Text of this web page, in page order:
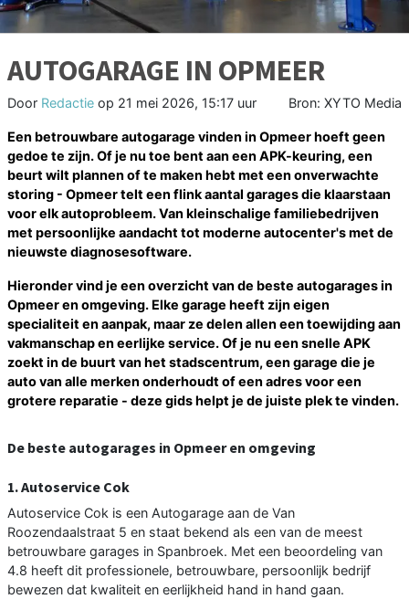
AUTOGARAGE IN OPMEER
Door Redactie op 21 mei 2026, 15:17 uur Bron: XYTO Media
Een betrouwbare autogarage vinden in Opmeer hoeft geen
gedoe te zijn. Of je nu toe bent aan een APK-keuring, een
beurt wilt plannen of te maken hebt met een onverwachte
storing - Opmeer telt een flink aantal garages die klaarstaan
voor elk autoprobleem. Van kleinschalige familiebedrijven
met persoonlijke aandacht tot moderne autocenter's met de
nieuwste diagnosesoftware.
Hieronder vind je een overzicht van de beste autogarages in
Opmeer en omgeving. Elke garage heeft zijn eigen
specialiteit en aanpak, maar ze delen allen een toewijding aan
vakmanschap en eerlijke service. Of je nu een snelle APK
zoekt in de buurt van het stadscentrum, een garage die je
auto van alle merken onderhoudt of een adres voor een
grotere reparatie - deze gids helpt je de juiste plek te vinden.
De beste autogarages in Opmeer en omgeving
1. Autoservice Cok
Autoservice Cok is een Autogarage aan de Van
Roozendaalstraat 5 en staat bekend als een van de meest
betrouwbare garages in Spanbroek. Met een beoordeling van
4.8 heeft dit professionele, betrouwbare, persoonlijk bedrijf
bewezen dat kwaliteit en eerlijkheid hand in hand gaan.